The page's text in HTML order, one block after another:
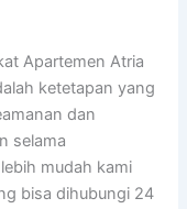
Apartemen Atria
ketetapan yang
dan
selama
mudah kami
bisa dihubungi 24